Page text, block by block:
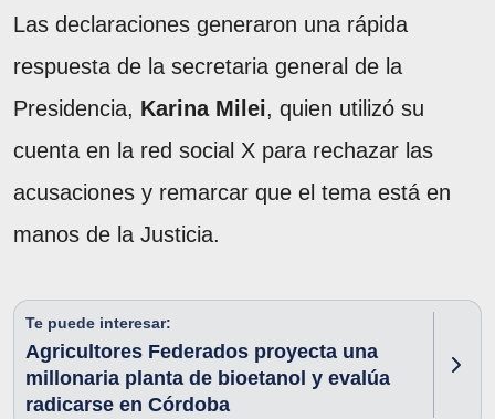
Las declaraciones generaron una rápida
respuesta de la secretaria general de la
Presidencia, Karina Milei, quien utilizó su
cuenta en la red social X para rechazar las
acusaciones y remarcar que el tema está en
manos de la Justicia.
Te puede interesar:
Agricultores Federados proyecta una
millonaria planta de bioetanol y evalúa
radicarse en Córdoba